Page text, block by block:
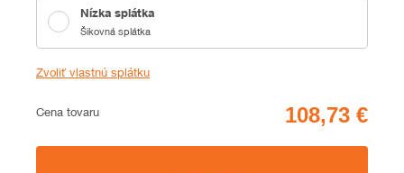
Nízka splátka
Šikovná splátka
Zvoliť vlastnú splátku
Cena
Cena tovaru
Zhrnutie